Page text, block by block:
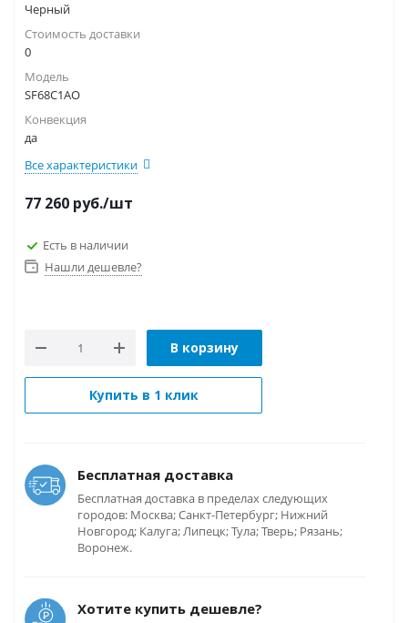
Черный
Стоимость доставки
0
Модель
SF68C1AO
Конвекция
да
Все характеристики
77 260 руб./шт
Есть в наличии
Нашли дешевле?
В корзину
Купить в 1 клик
Бесплатная доставка
Бесплатная доставка в пределах следующих
городов: Москва; Санкт-Петербург; Нижний
Новгород; Калуга; Липецк; Тула; Тверь; Рязань;
Воронеж.
Хотите купить дешевле?